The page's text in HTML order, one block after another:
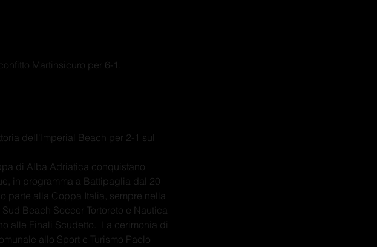
Martinsicuro per 6-1.
dell'Imperial Beach per 2-1 sul
di Alba Adriatica conquistano
in programma a Battipaglia dal 20
parte alla Coppa Italia, sempre nella
Beach Soccer Tortoreto e Nautica
alle Finali Scudetto.  La cerimonia di
allo Sport e Turismo Paolo